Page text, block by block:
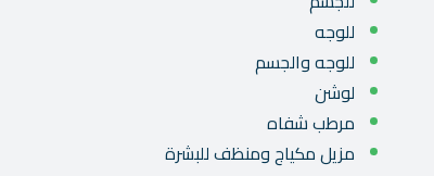
للوجه
للوجه والجسم
لوشن
مرطب شفاه
مزيل مكياج ومنظف للبشرة